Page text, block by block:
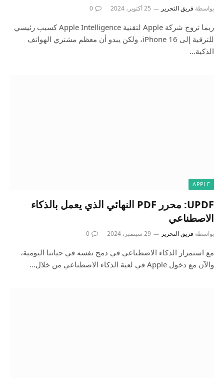
بواسطة فريق التحرير 25 أكتوبر، 2024 0
ربما تروج شركة Apple لتقنية Apple Intelligence كسبب رئيسي
للترقية إلى iPhone 16، ولكن يبدو أن معظم مشتري الهواتف
الذكية…
APPLE
UPDF: محرر PDF النهائي الذي يعمل بالذكاء
الاصطناعي
بواسطة فريق التحرير 29 سبتمبر، 2024 0
مع استمرار الذكاء الاصطناعي في دمج نفسه في حياتنا اليومية،
والآن مع دخول Apple في لعبة الذكاء الاصطناعي من خلال…